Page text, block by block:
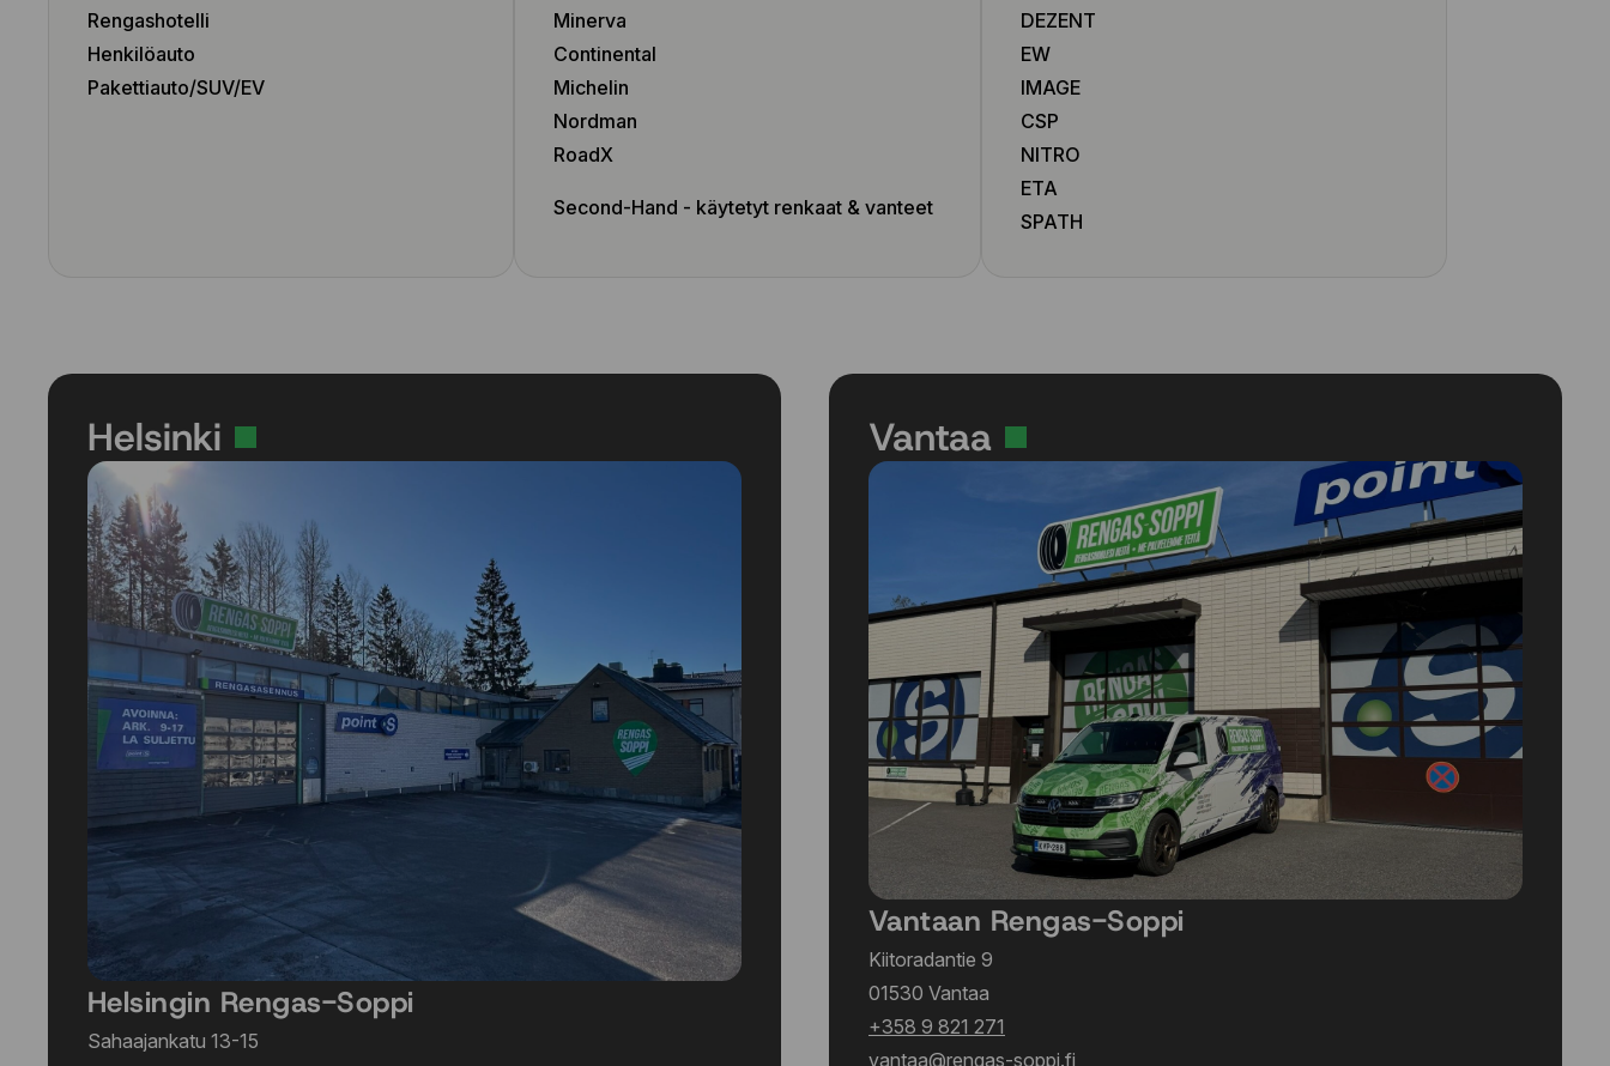
235/50 R19 103Y
235/60 R16 100W
235/65 R18 110H
245/40 R20 99V
245/40 R20 99Y
245/40 R21 100Y
245/45 R17 95Y
245/45 R19 98Y
245/45 R19 102Y
245/45 R19 102Y
245/45 R20 99V
245/45 R20 103Y
245/45 R21 104Y
245/50 R18 104H
245/50 R19 101Y
Rengashotelli
Henkilöauto
Pakettiauto/SUV/EV
Minerva
Continental
Michelin
Nordman
RoadX
Second-Hand - käytetyt renkaat & vanteet
DEZENT
EW
IMAGE
CSP
NITRO
ETA
SPATH
Helsinki
Helsingin Rengas-Soppi
Sahaajankatu 13-15
Vantaa
Vantaan Rengas-Soppi
Kiitoradantie 9
01530 Vantaa
+358 9 821 271
vantaa@rengas-soppi.fi